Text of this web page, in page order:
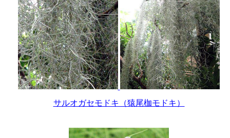
サルオガセモドキ（猿尾枷モドキ）